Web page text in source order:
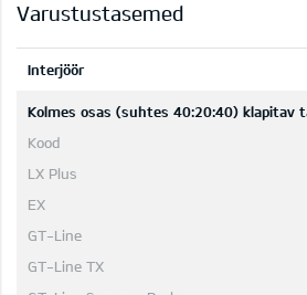
Varustustasemed
Interjöör
Kolmes osas (suhtes 40:20:40) klapitav